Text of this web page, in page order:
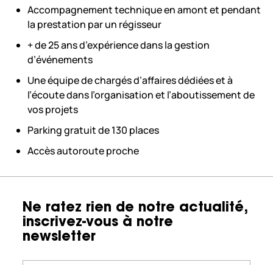
Accompagnement technique en amont et pendant
la prestation par un régisseur
+ de 25 ans d’expérience dans la gestion
d’événements
Une équipe de chargés d’affaires dédiées et à
l’écoute dans l’organisation et l’aboutissement de
vos projets
Parking gratuit de 130 places
Accès autoroute proche
Ne ratez rien de notre actualité,
inscrivez-vous à notre
newsletter